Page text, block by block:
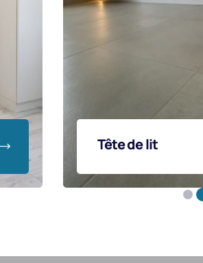
claustra décoratif